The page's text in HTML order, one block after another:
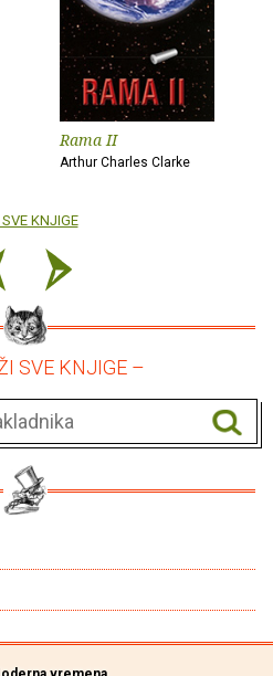
Rama II
Arthur Charles Clarke
KNJIGE
SVE KNJIGE –